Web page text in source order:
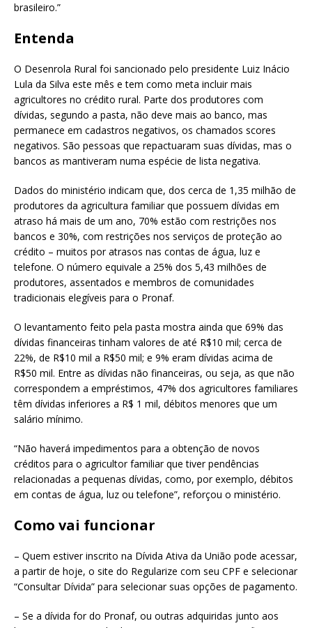
brasileiro.”
Entenda
O Desenrola Rural foi sancionado pelo presidente Luiz Inácio
Lula da Silva este mês e tem como meta incluir mais
agricultores no crédito rural. Parte dos produtores com
dívidas, segundo a pasta, não deve mais ao banco, mas
permanece em cadastros negativos, os chamados scores
negativos. São pessoas que repactuaram suas dívidas, mas o
bancos as mantiveram numa espécie de lista negativa.
Dados do ministério indicam que, dos cerca de 1,35 milhão de
produtores da agricultura familiar que possuem dívidas em
atraso há mais de um ano, 70% estão com restrições nos
bancos e 30%, com restrições nos serviços de proteção ao
crédito – muitos por atrasos nas contas de água, luz e
telefone. O número equivale a 25% dos 5,43 milhões de
produtores, assentados e membros de comunidades
tradicionais elegíveis para o Pronaf.
O levantamento feito pela pasta mostra ainda que 69% das
dívidas financeiras tinham valores de até R$10 mil; cerca de
22%, de R$10 mil a R$50 mil; e 9% eram dívidas acima de
R$50 mil. Entre as dívidas não financeiras, ou seja, as que não
correspondem a empréstimos, 47% dos agricultores familiares
têm dívidas inferiores a R$ 1 mil, débitos menores que um
salário mínimo.
“Não haverá impedimentos para a obtenção de novos
créditos para o agricultor familiar que tiver pendências
relacionadas a pequenas dívidas, como, por exemplo, débitos
em contas de água, luz ou telefone”, reforçou o ministério.
Como vai funcionar
– Quem estiver inscrito na Dívida Ativa da União pode acessar,
a partir de hoje, o site do Regularize com seu CPF e selecionar
“Consultar Dívida” para selecionar suas opções de pagamento.
– Se a dívida for do Pronaf, ou outras adquiridas junto aos